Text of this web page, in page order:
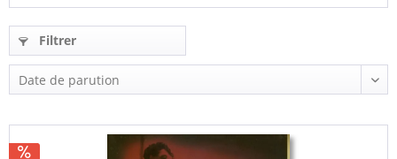
Filtrer